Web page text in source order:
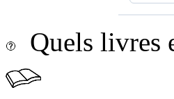
Quels livres